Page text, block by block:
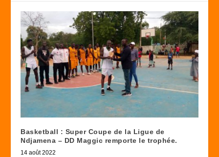
Basketball : Super Coupe de la Ligue de
Ndjamena – DD Maggic remporte le trophée.
14 août 2022